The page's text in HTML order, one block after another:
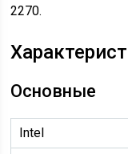
2270.
Основные
Intel